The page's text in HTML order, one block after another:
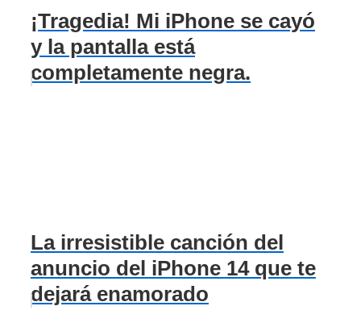
¡Tragedia! Mi iPhone se cayó
y la pantalla está
completamente negra.
La irresistible canción del
anuncio del iPhone 14 que te
dejará enamorado